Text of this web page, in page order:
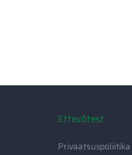
Ettevõtest
Privaatsuspoliitika